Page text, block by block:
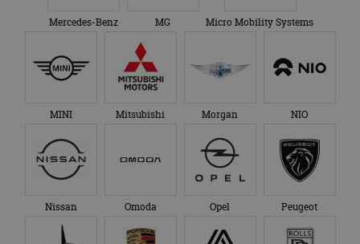
Mercedes-Benz MG Micro Mobility Systems
MINI Mitsubishi Morgan NIO
Nissan Omoda Opel Peugeot